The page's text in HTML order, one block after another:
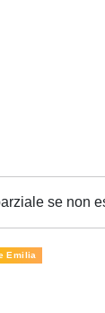
se non
Emilia